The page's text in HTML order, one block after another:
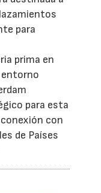
para
prima en
entorno
para esta
con
de Países